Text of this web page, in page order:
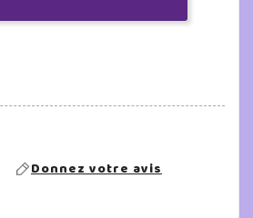
Donnez votre avis